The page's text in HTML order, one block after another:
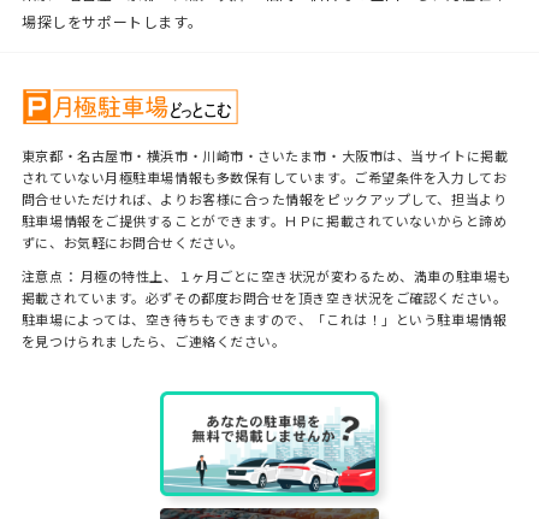
場探しをサポートします。
東京都・名古屋市・横浜市・川崎市・さいたま市・大阪市は、当サイトに掲載
されていない月極駐車場情報も多数保有しています。ご希望条件を入力してお
問合せいただければ、よりお客様に合った情報をピックアップして、担当より
駐車場情報をご提供することができます。ＨＰに掲載されていないからと諦め
ずに、お気軽にお問合せください。
注意点： 月極の特性上、１ヶ月ごとに空き状況が変わるため、満車の駐車場も
掲載されています。必ずその都度お問合せを頂き空き状況をご確認ください。
駐車場によっては、空き待ちもできますので、「これは！」という駐車場情報
を見つけられましたら、ご連絡ください。